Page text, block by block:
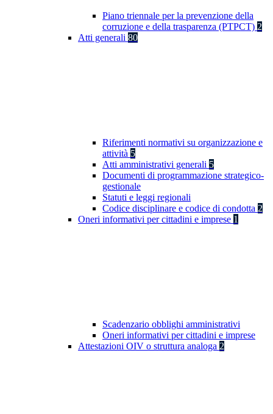
Piano triennale per la prevenzione della
corruzione e della trasparenza (PTPCT) 2
Atti generali 80
Riferimenti normativi su organizzazione e
attività 5
Atti amministrativi generali 5
Documenti di programmazione strategico-
gestionale
Statuti e leggi regionali
Codice disciplinare e codice di condotta 2
Oneri informativi per cittadini e imprese 1
Scadenzario obblighi amministrativi
Oneri informativi per cittadini e imprese
Attestazioni OIV o struttura analoga 2